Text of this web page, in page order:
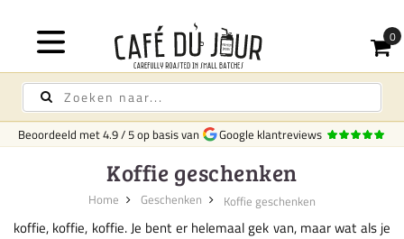
Beoordeeld met4.9/5op basis van Google klantreviews
Koffie geschenken
Home Geschenken Koffie geschenken
koffie, koffie, koffie. Je bent er helemaal gek van, maar wat als je